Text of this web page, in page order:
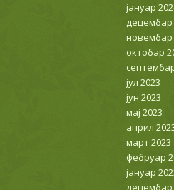
јануар
децембар
новембар
октобар
јул 2023
јун 2023
мај 2023
април
март 2023
фебруар
јануар
децембар